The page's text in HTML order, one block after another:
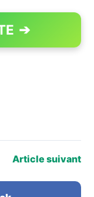
➔
1 OF 4
Article suivant